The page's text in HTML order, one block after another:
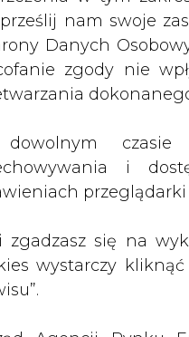
prześlij nam swoje
Danych
zgody nie
czasie
i
zgadzasz się na
wystarczy
Przesłanie
z portalu cire.pl